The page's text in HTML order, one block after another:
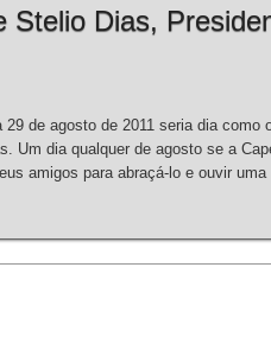
Stelio Dias,
de agosto de 2011 seria dia como
Um dia qualquer de agosto se a
amigos para abraçá-lo e ouvir